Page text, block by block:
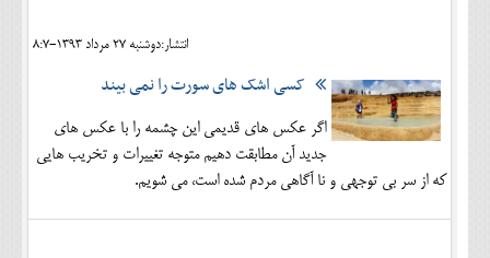
انتشار:دوشنبه 27 مرداد 1393-8:7
کسی اشک های سورت را نمی بیند
اگر عکس های قدیمی این چشمه را با عکس های
جدید آن مطابقت دهیم متوجه تغییرات و تخریب هایی
که از سر بی توجهی و نا آگاهی مردم شده است، می شویم.